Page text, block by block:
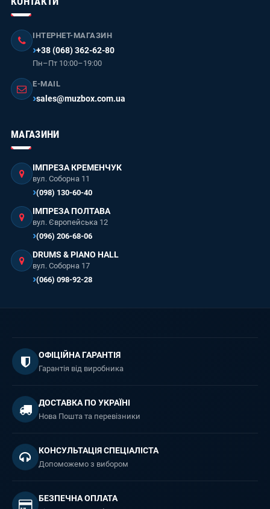
ІНТЕРНЕТ-МАГАЗИН
+38 (068) 362-62-80
Пн–Пт 10:00–19:00
E-MAIL
sales@muzbox.com.ua
МАГАЗИНИ
ІМПРЕЗА КРЕМЕНЧУК
вул. Соборна 11
(098) 130-60-40
ІМПРЕЗА ПОЛТАВА
вул. Європейська 12
(096) 206-68-06
DRUMS & PIANO HALL
вул. Соборна 17
(066) 098-92-28
ОФІЦІЙНА ГАРАНТІЯ
Гарантія від виробника
ДОСТАВКА ПО УКРАЇНІ
Нова Пошта та перевізники
КОНСУЛЬТАЦІЯ СПЕЦІАЛІСТА
Допоможемо з вибором
БЕЗПЕЧНА ОПЛАТА